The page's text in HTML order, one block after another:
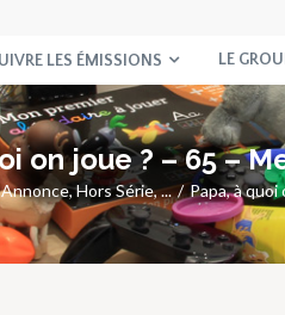
LES ÉMISSIONS LE
on joue ? – 65 –
Annonce,Hors Série, ... Papa, à quoi